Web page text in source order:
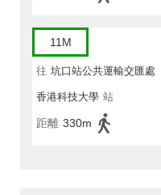
11M
往 坑口站公共運輸交匯處
香港科技大學 站
距離 330m